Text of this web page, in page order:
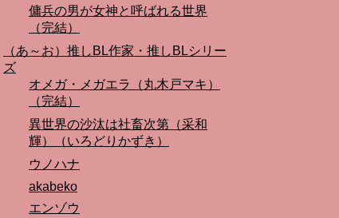
傭兵の男が女神と呼ばれる世界
（完結）
（あ～お）推しBL作家・推しBLシリー
ズ
オメガ・メガエラ（丸木戸マキ）
（完結）
異世界の沙汰は社畜次第（采和
輝）（いろどりかずき）
ウノハナ
akabeko
エンゾウ